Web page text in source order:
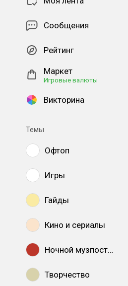
Сообщения
Рейтинг
Маркет
Игровые валюты
Викторина
Темы
Офтоп
Игры
Гайды
Кино и сериалы
Ночной музпостинг
Творчество